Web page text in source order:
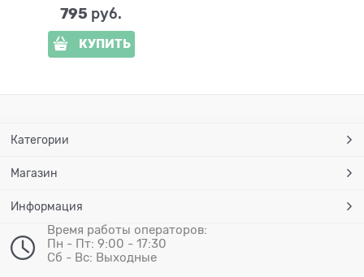
795 руб.
КУПИТЬ
Категории
Магазин
Информация
Время работы операторов:
Пн - Пт: 9:00 - 17:30
Сб - Вс: Выходные